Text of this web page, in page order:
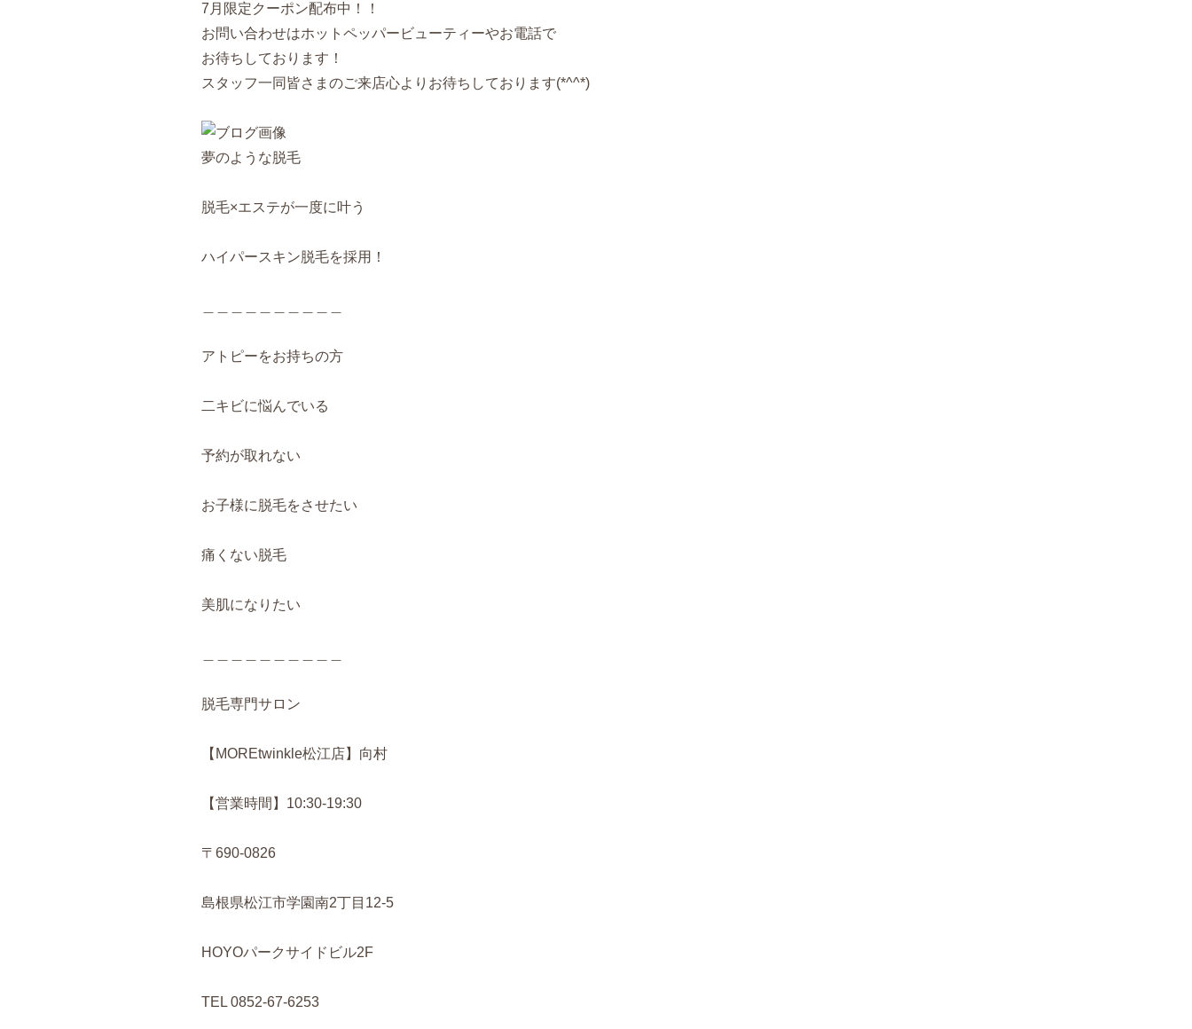
7月限定クーポン配布中！！
お問い合わせはホットペッパービューティーやお電話で
お待ちしております！
スタッフ一同皆さまのご来店心よりお待ちしております(*^^*)
夢のような脱毛
脱毛×エステが一度に叶う
ハイパースキン脱毛を採用！
アトピーをお持ちの方
二キビに悩んでいる
予約が取れない
お子様に脱毛をさせたい
痛くない脱毛
美肌になりたい
脱毛専門サロン
【MOREtwinkle松江店】向村
【営業時間】10:30-19:30
〒690-0826
島根県松江市学園南2丁目12-5
HOYOパークサイドビル2F
TEL 0852-67-6253